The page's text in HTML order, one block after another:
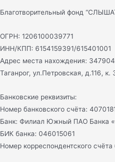
Благотворительный фонд
ОГРН: 1206100039771
ИНН/КПП: 6154159391/615401001
Адрес места нахождения: 347904
Таганрог, ул.Петровская, д.116, к.
Банковские реквизиты:
Номер банковского счёта:
Банк: Филиал Южный ПАО Банка
БИК банка: 046015061
Номер корреспондентского